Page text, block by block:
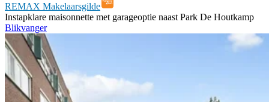
REMAX Makelaarsgilde
Instapklare maisonnette met garageoptie naast Park De Houtkamp
Blikvanger